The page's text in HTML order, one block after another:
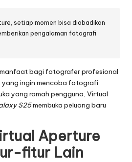
setiap momen bisa diabadikan
pengalaman fotografi
bagi fotografer profesional
yang ingin mencoba fotografi
yang ramah pengguna, Virtual
S25membuka peluang baru
Aperture
fitur Lain